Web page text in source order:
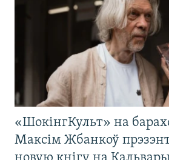
«ШокінгКульт» на
Максім Жбанкоў